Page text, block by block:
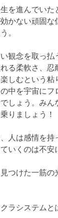
を進んでいた
かない頑固
。
観念を取っ払
る柔軟さ、
しむという粘
中を宇宙に
しょう。みん
りましょう！
人は感情を持
いくのは不安
つけた一筋の
ラシステム